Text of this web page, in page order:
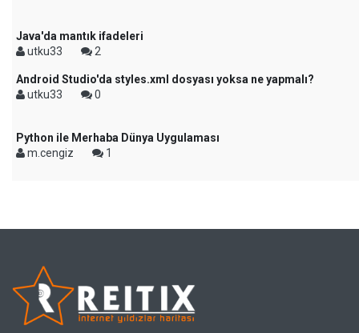
Java'da mantık ifadeleri
utku33
2
Android Studio'da styles.xml dosyası yoksa ne yapmalı?
utku33
0
Python ile Merhaba Dünya Uygulaması
m.cengiz
1